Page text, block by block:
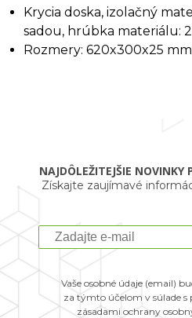
Krycia doska, izolačný
sadou, hrúbka materiálu:
Rozmery: 620x300x25
NAJDÔLEŽITEJŠIE
Získajte zaujímavé
Vaše osobné údaje (email)
za týmto účelom v súlade s
zásadami ochrany